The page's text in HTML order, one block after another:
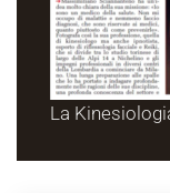
La